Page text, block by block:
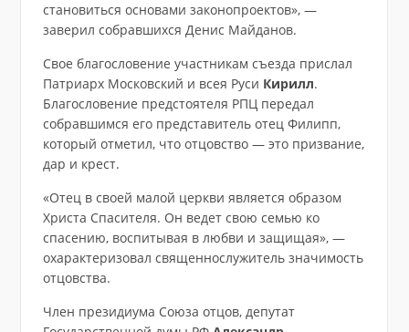
становиться основами законопроектов», —
заверил собравшихся Денис Майданов.
Свое благословение участникам съезда прислал
Патриарх Московский и всея Руси Кирилл.
Благословение предстоятеля РПЦ передал
собравшимся его представитель отец Филипп,
который отметил, что отцовство — это призвание,
дар и крест.
«Отец в своей малой церкви является образом
Христа Спасителя. Он ведет свою семью ко
спасению, воспитывая в любви и защищая», —
охарактеризовал священнослужитель значимость
отцовства.
Член президиума Союза отцов, депутат